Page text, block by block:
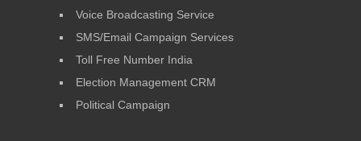
Voice Broadcasting Service
SMS/Email Campaign Services
Toll Free Number India
Election Management CRM
Political Campaign